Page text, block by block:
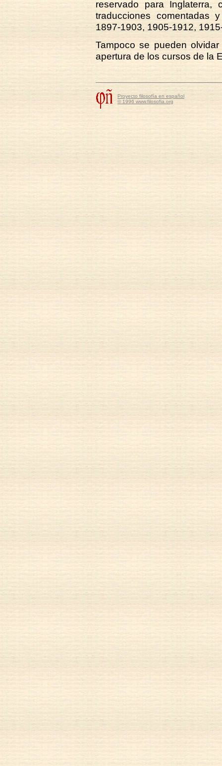
reservado para Inglaterra,
traducciones comentadas
1897-1903, 1905-1912,
Tampoco se pueden
apertura de los cursos de la
Proyecto filosofía en español
© 1996 www.filosofia.org